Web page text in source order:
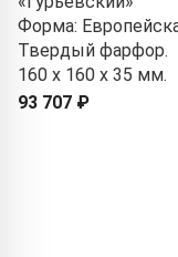
Форма:
Твердый фарфор.
160 x 160 x 35 мм.
93 707 ₽